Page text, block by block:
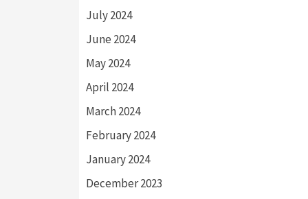
July 2024
June 2024
May 2024
April 2024
March 2024
February 2024
January 2024
December 2023